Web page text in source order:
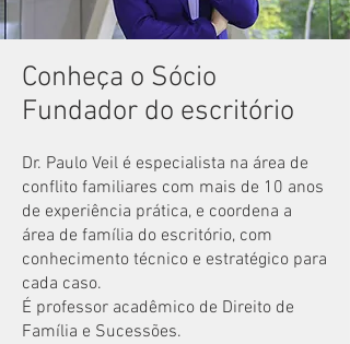
Conheça o Sócio
Fundador do escritório
Dr. Paulo Veil é especialista na área de
conflito familiares com mais de 10 anos
de experiência prática, e coordena a
área de família do escritório, com
conhecimento técnico e estratégico para
cada caso.
É professor acadêmico de Direito de
Família e Sucessões.